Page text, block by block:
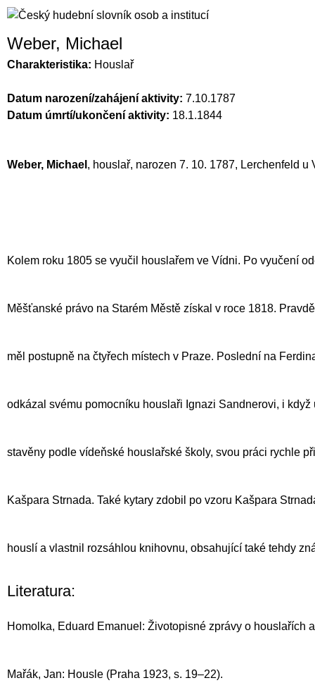
Weber, Michael
Charakteristika: Houslař
Datum narození/zahájení aktivity: 7.10.1787
Datum úmrtí/ukončení aktivity: 18.1.1844
Weber, Michael , houslař, narozen 7. 10. 1787, Lerchenfeld u
Kolem roku 1805 se vyučil houslařem ve Vídni. Po vyučení
Měšťanské právo na Starém Městě získal v roce 1818.
měl postupně na čtyřech místech v Praze. Poslední na
odkázal svému pomocníku houslaři Ignazi Sandnerovi, i když
stavěny podle vídeňské houslařské školy, svou práci rychle
Kašpara Strnada. Také kytary zdobil po vzoru Kašpara
houslí a vlastnil rozsáhlou knihovnu, obsahující také tehdy
Literatura:
Homolka, Eduard Emanuel: Životopisné zprávy o houslařích
Mařák, Jan: Housle (Praha 1923, s. 19–22).